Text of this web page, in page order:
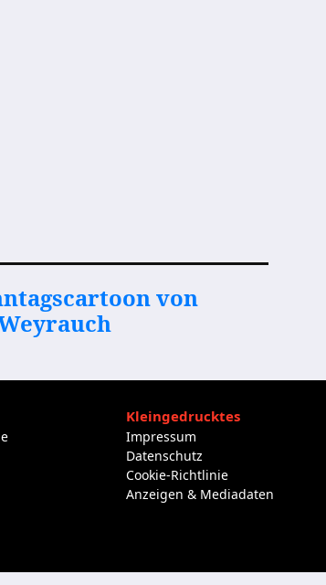
von
Kleingedrucktes
Impressum
Datenschutz
Cookie-Richtlinie
Anzeigen & Mediadaten